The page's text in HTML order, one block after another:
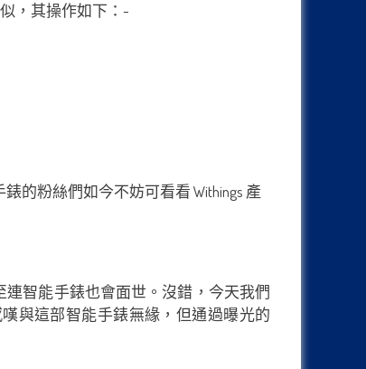
似，其操作如下：-
的粉絲們如今不妨可看看 Withings 產
連智能手錶也會面世。沒錯，今天我們
嘆與這部智能手錶無緣，但通過曝光的